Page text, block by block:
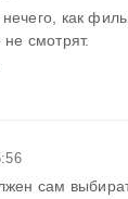
как
смотрят.
сам